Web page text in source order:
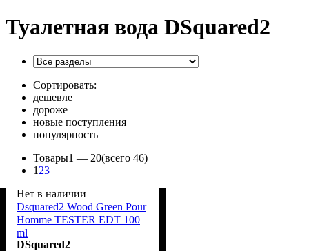
Туалетная вода DSquared2
Сортировать:
дешевле
дороже
новые поступления
популярность
Товары1 — 20(всего 46)
1 23
Нет в наличии
Dsquared2 Wood Green Pour
Homme TESTER EDT 100
ml
DSquared2